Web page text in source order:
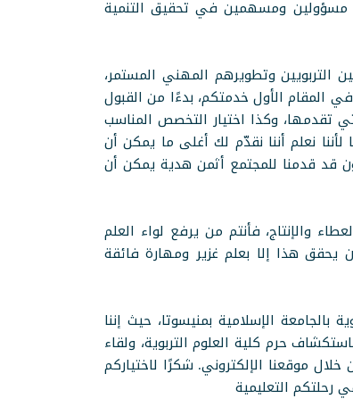
مسؤولين ومسهمين في تحقيق التنمية
التربويين وتطويرهم المهني المستمر،
المقام الأول خدمتكم، بدءًا من القبول
تقدمها، وكذا اختيار التخصص المناسب
نعلم أننا نقدّم لك أغلى ما يمكن أن
قد قدمنا للمجتمع أثمن هدية يمكن أن
والإنتاج، فأنتم من يرفع لواء العلم
يحقق هذا إلا بعلم غزير ومهارة فائقة
الإسلامية بمنيسوتا، حيث إننا
حرم كلية العلوم التربوية، ولقاء
موقعنا الإلكتروني. شكرًا لاختياركم
رحلتكم التعليمية